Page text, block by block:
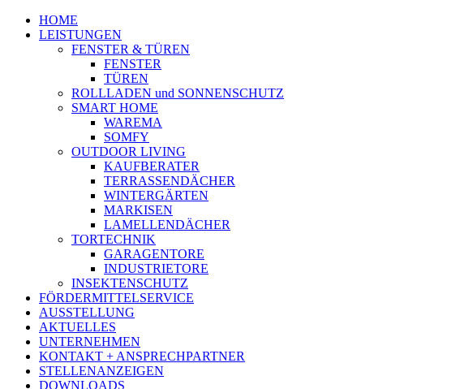
HOME
LEISTUNGEN
FENSTER & TÜREN
FENSTER
TÜREN
ROLLLADEN und SONNENSCHUTZ
SMART HOME
WAREMA
SOMFY
OUTDOOR LIVING
KAUFBERATER
TERRASSENDÄCHER
WINTERGÄRTEN
MARKISEN
LAMELLEN­DÄCHER
TORTECHNIK
GARAGENTORE
INDUSTRIETORE
INSEKTENSCHUTZ
FÖRDERMITTELSERVICE
AUSSTELLUNG
AKTUELLES
UNTERNEHMEN
KONTAKT + ANSPRECHPARTNER
STELLENANZEIGEN
DOWNLOADS